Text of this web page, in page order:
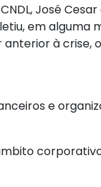
José
em alguma
à crise,
e